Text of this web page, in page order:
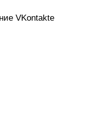
VKontakte